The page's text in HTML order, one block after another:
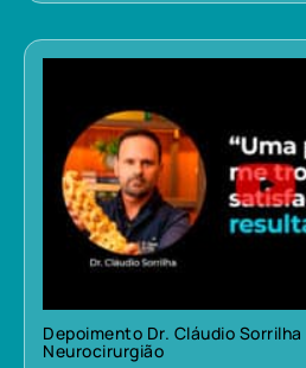
Depoimento Dr. Cláudio
Neurocirurgião